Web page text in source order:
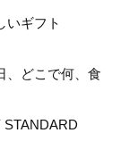
いギフト
、どこで何、食